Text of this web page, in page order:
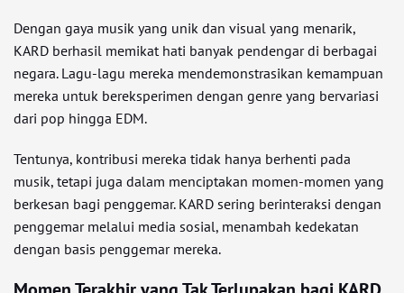
Dengan gaya musik yang unik dan visual yang menarik,
KARD berhasil memikat hati banyak pendengar di berbagai
negara. Lagu-lagu mereka mendemonstrasikan kemampuan
mereka untuk bereksperimen dengan genre yang bervariasi
dari pop hingga EDM.
Tentunya, kontribusi mereka tidak hanya berhenti pada
musik, tetapi juga dalam menciptakan momen-momen yang
berkesan bagi penggemar. KARD sering berinteraksi dengan
penggemar melalui media sosial, menambah kedekatan
dengan basis penggemar mereka.